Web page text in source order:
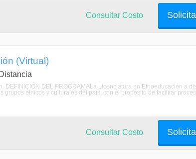
Consultar Costo
(Virtual)
DEFINICIÓN DEL PROGRAMALa Licenciatura en Etnoeducación a
grupos étnicos y culturales del país, con el propósito de facilitar
Consultar Costo